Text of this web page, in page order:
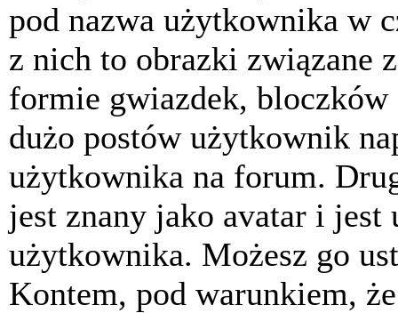
pod nazwa użytkownika w
z nich to obrazki związane
formie gwiazdek,
dużo postów użytkownik
użytkownika na forum.
jest znany jako avatar i jest
użytkownika. Możesz go
Kontem, pod warunkiem,